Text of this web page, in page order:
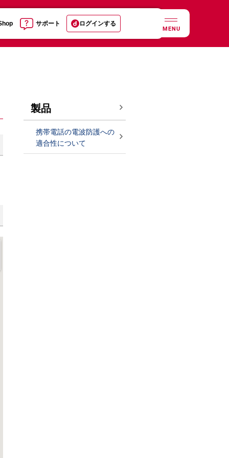
サポート ログインする
MENU
製品
携帯電話の電波防護への
適合性について